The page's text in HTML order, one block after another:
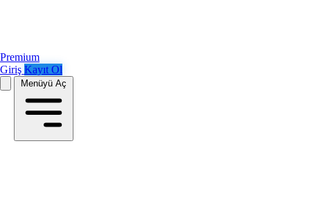
Premium
Giriş Kayıt Ol
Menüyü Aç